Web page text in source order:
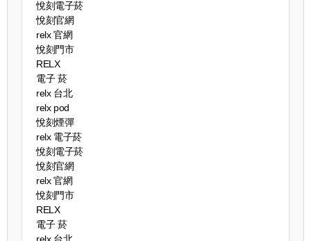
悅刻電子菸
悅刻官網
relx 官網
悅刻門市
RELX
電子 菸
relx 台北
relx pod
悅刻煙彈
relx 電子菸
悅刻電子菸
悅刻官網
relx 官網
悅刻門市
RELX
電子 菸